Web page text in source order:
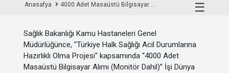
☰
Anasafya 4000 Adet Masaüstü Bilgisayar ...
Sağlık Bakanlığı Kamu Hastaneleri Genel
Müdürlüğünce, "Türkiye Halk Sağlığı Acil Durumlarına
Hazırlıklı Olma Projesi" kapsamında “4000 Adet
Masaüstü Bilgisayar Alımı (Monitör Dahil)” İşi Dünya